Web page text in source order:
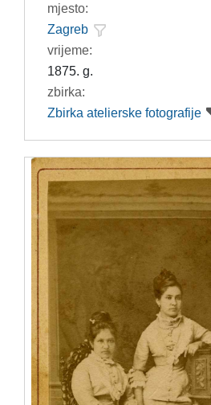
mjesto:
Zagreb
vrijeme:
1875. g.
zbirka:
Zbirka atelierske fotografije